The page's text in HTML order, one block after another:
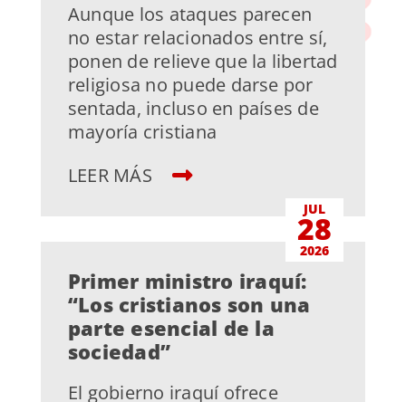
Aunque los ataques parecen
no estar relacionados entre sí,
ponen de relieve que la libertad
religiosa no puede darse por
sentada, incluso en países de
mayoría cristiana
LEER MÁS
JUL
28
2026
Primer ministro iraquí:
“Los cristianos son una
parte esencial de la
sociedad”
El gobierno iraquí ofrece